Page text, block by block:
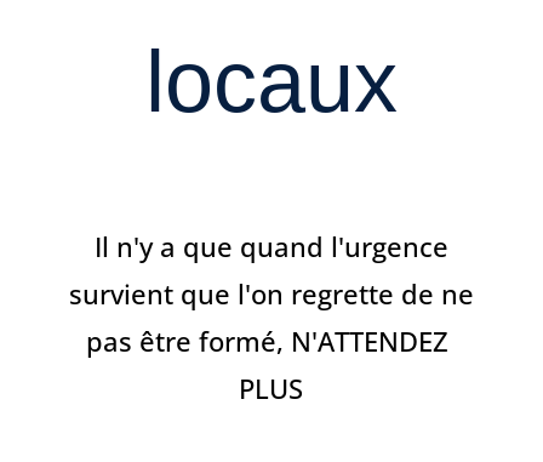
locaux
Il n'y a que quand l'urgence
survient que l'on regrette de ne
pas être formé, N'ATTENDEZ
PLUS